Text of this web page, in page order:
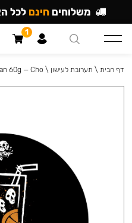
דף הבית \ תערובת לעישון \
60g — Cho
משלוחים חינם לכל
1